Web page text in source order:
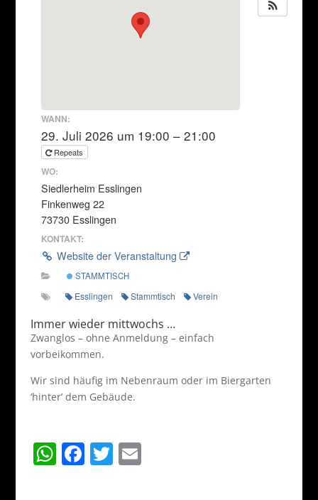
WANN:
29. Juli 2026 um 19:00 – 21:00
Repeats
WO:
Siedlerheim Esslingen
Finkenweg 22
73730 Esslingen
KONTAKT:
Website der Veranstaltung
STAMMTISCH
Esslingen Stammtisch Verein
Immer wieder mittwochs …
Zwanglos – ohne Anmeldung – einfach
vorbeikommen.
Wir sind häufig im Nebenraum oder im Biergarten
‘hinter’ dem Gebäude.
W F T E